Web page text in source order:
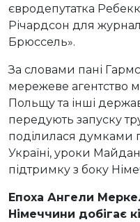
євродепутатка
Річардсон для
Брюссель».
За словами пані
мережеве агентство
Польщу та інші
передують запуску
поділилася думками
Україні, уроки
підтримку з боку
Епоха Ангели
Німеччини добігає